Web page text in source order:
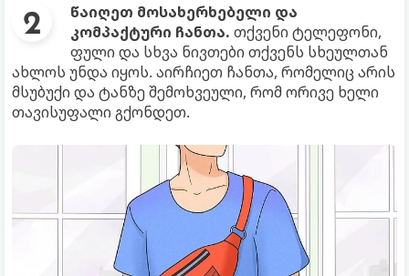
წაიღეთ მოსახერხებელი და
კომპაქტური ჩანთა. თქვენი ტელეფონი,
ფული და სხვა ნივთები თქვენს სხეულთან
ახლოს უნდა იყოს. აირჩიეთ ჩანთა, რომელიც არის
მსუბუქი და ტანზე შემოხვეული, რომ ორივე ხელი
თავისუფალი გქონდეთ.